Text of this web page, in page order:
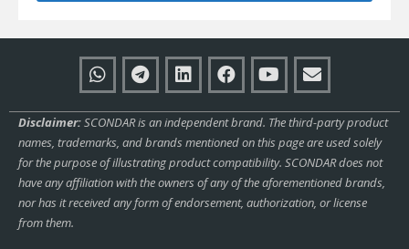
Disclaimer:SCONDAR is an independent brand. The third-party product
names, trademarks, and brands mentioned on this page are used solely
for the purpose of illustrating product compatibility. SCONDAR does not
have any affiliation with the owners of any of the aforementioned brands,
nor has it received any form of endorsement, authorization, or license
from them.